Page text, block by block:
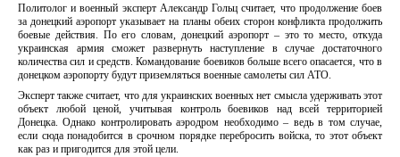
Политолог и военный эксперт Александр Гольц считает, что продолжение боев
за донецкий аэропорт указывает на планы обеих сторон конфликта продолжить
боевые действия. По его словам, донецкий аэропорт – это то место, откуда
украинская армия сможет развернуть наступление в случае достаточного
количества сил и средств. Командование боевиков больше всего опасается, что в
донецком аэропорту будут приземляться военные самолеты сил АТО.
Эксперт также считает, что для украинских военных нет смысла удерживать этот
объект любой ценой, учитывая контроль боевиков над всей территорией
Донецка. Однако контролировать аэродром необходимо – ведь в том случае,
если сюда понадобится в срочном порядке перебросить войска, то этот объект
как раз и пригодится для этой цели.